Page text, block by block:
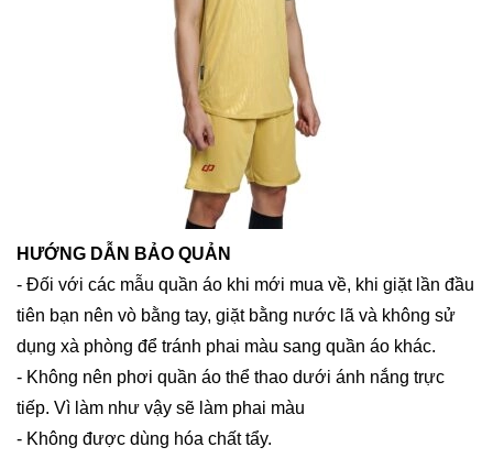
HƯỚNG DẪN BẢO QUẢN
- Đối với các mẫu quần áo khi mới mua về, khi giặt lần đầu
tiên bạn nên vò bằng tay, giặt bằng nước lã và không sử
dụng xà phòng để tránh phai màu sang quần áo khác.
- Không nên phơi quần áo thể thao dưới ánh nắng trực
tiếp. Vì làm như vậy sẽ làm phai màu
- Không được dùng hóa chất tẩy.